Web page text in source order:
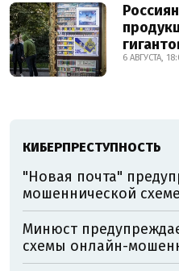
6 АВГУСТА,
КИБЕРПРЕСТУПНОСТЬ
"Новая почта"
мошеннической
Минюст
схемы онлайн-